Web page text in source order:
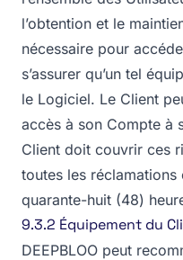
l’obtention et le
nécessaire pour
s’assurer qu’un tel
le Logiciel. Le Client
accès à son Compte à
Client doit couvrir ces
toutes les réclamations
quarante-huit (48)
9.3.2 Équipement du
DEEPBLOO peut